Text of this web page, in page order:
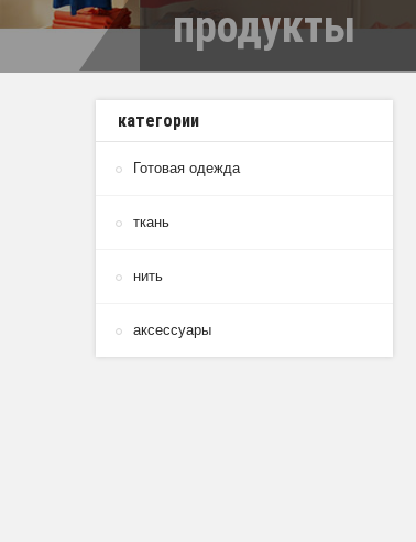
продукты
категории
Готовая одежда
ткань
нить
аксессуары